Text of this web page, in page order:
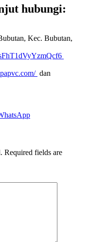
hubungi:
Kec. Bubutan,
dan
Required fields are